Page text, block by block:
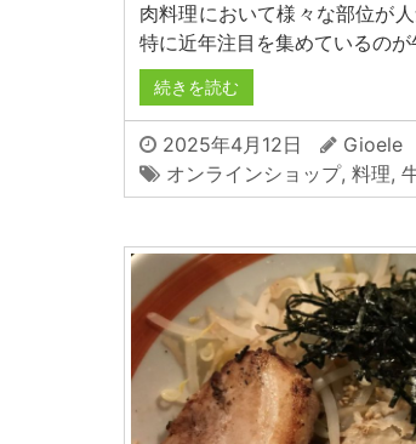
肉料理において様々な部位が人
特に近年注目を集めているのが
続きを読む
2025年4月12日
Gioele
オンラインショップ, 料理,